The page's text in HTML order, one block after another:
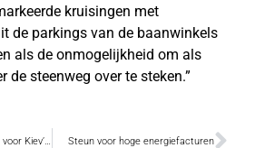
kruisingen met
de parkings van de baanwinkels
als de onmogelijkheid om als
de steenweg over te steken.”
Steun voor hoge energiefacturen